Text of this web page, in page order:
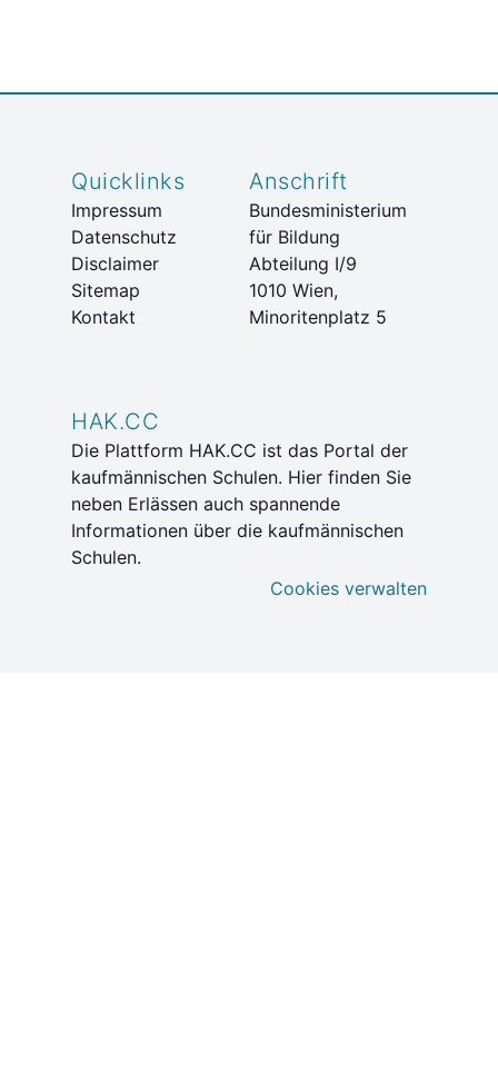
Quicklinks
Impressum
Datenschutz
Disclaimer
Sitemap
Kontakt
Anschrift
Bundesministerium
für Bildung
Abteilung I/9
1010 Wien,
Minoritenplatz 5
HAK.CC
Die Plattform HAK.CC ist das Portal der
kaufmännischen Schulen. Hier finden Sie
neben Erlässen auch spannende
Informationen über die kaufmännischen
Schulen.
Cookies verwalten